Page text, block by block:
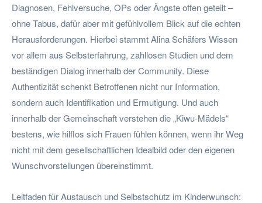
Diagnosen, Fehlversuche, OPs oder Ängste offen geteilt –
ohne Tabus, dafür aber mit gefühlvollem Blick auf die echten
Herausforderungen. Hierbei stammt Alina Schäfers Wissen
vor allem aus Selbsterfahrung, zahllosen Studien und dem
beständigen Dialog innerhalb der Community. Diese
Authentizität schenkt Betroffenen nicht nur Information,
sondern auch Identifikation und Ermutigung. Und auch
innerhalb der Gemeinschaft verstehen die „Kiwu-Mädels“
bestens, wie hilflos sich Frauen fühlen können, wenn ihr Weg
nicht mit dem gesellschaftlichen Idealbild oder den eigenen
Wunschvorstellungen übereinstimmt.
Leitfaden für Austausch und Selbstschutz im Kinderwunsch: